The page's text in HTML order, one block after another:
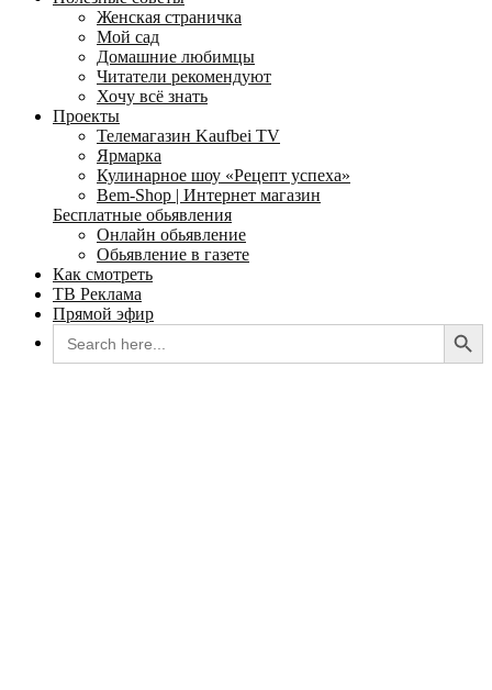
Женская страничка
Мой сад
Домашние любимцы
Читатели рекомендуют
Хочу всё знать
Проекты
Телемагазин Kaufbei TV
Ярмарка
Кулинарное шоу «Рецепт успеха»
Bem-Shop | Интернет магазин
Бесплатные обьявления
Онлайн обьявление
Обьявление в газете
Как смотреть
ТВ Реклама
Прямой эфир
Search
for:
Search Button